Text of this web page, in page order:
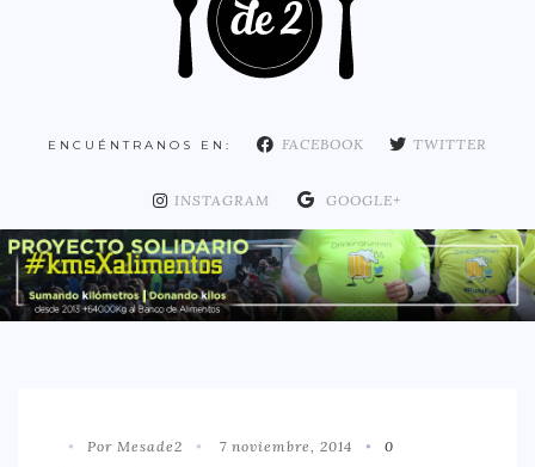
COMUNIDAD DE MADRID
DISTRITO ARGANZUELA
DISTRITO CHAMARTÍN
DISTRITO CHAMBERÍ
DISTRITO HORTALEZA
DISTRITO RETIRO
ENCUÉNTRANOS EN: FACEBOOK TWITTER
INSTAGRAM GOOGLE+
Por Mesade2 7 noviembre, 2014
0